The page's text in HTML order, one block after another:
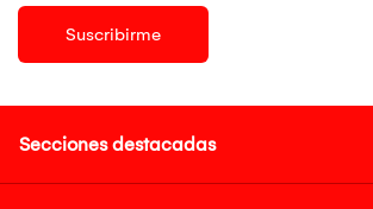
Suscribirme
Secciones destacadas